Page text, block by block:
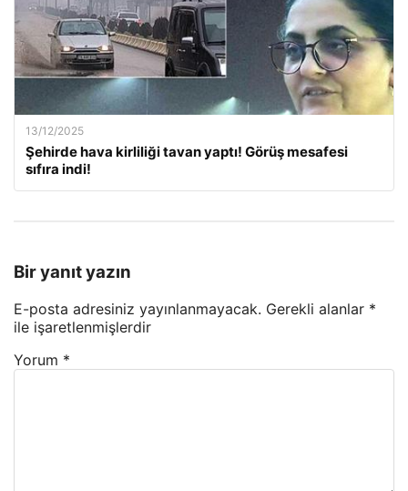
13/12/2025
Şehirde hava kirliliği tavan yaptı! Görüş mesafesi
sıfıra indi!
Bir yanıt yazın
E-posta adresiniz yayınlanmayacak. Gerekli alanlar *
ile işaretlenmişlerdir
Yorum *